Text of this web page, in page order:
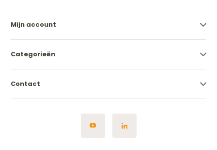
Mijn account
Categorieën
Contact